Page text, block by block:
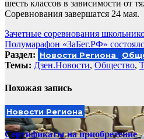
шесть классов в зависимости от
Соревнования завершатся 24 мая.
Навигация
по
записям
Зачетные соревнования
Полумарафон «ЗаБег.РФ»
Раздел: Новости Региона
Темы: Дзен.Новости, Общество,
Похожая запись
Новости Региона
Сертификаты на приобретение